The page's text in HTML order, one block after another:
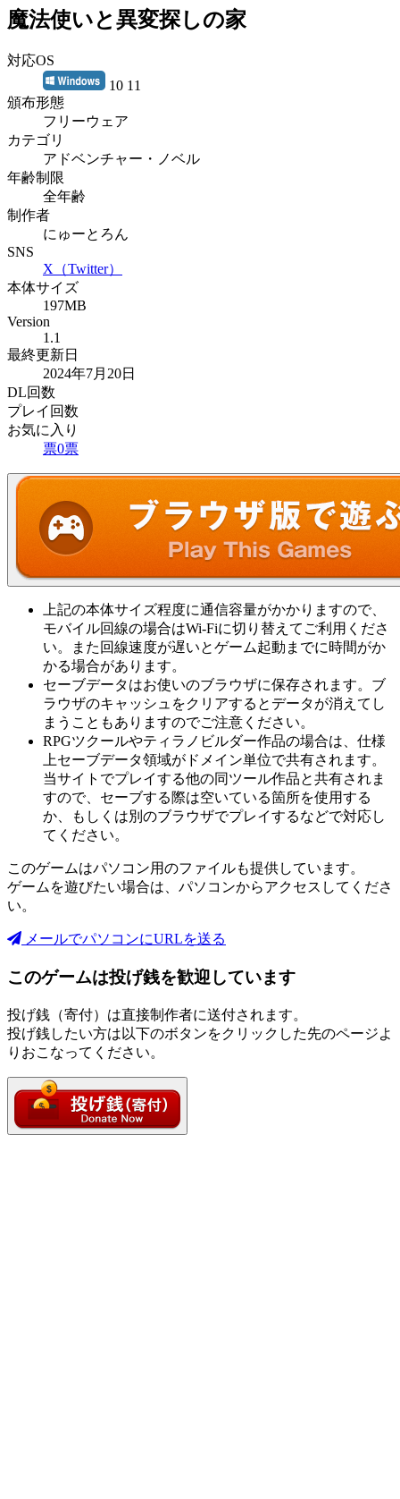
魔法使いと異変探しの家
対応OS
10 11
頒布形態
フリーウェア
カテゴリ
アドベンチャー・ノベル
年齢制限
全年齢
制作者
にゅーとろん
SNS
X（Twitter）
本体サイズ
197MB
Version
1.1
最終更新日
2024年7月20日
DL回数
プレイ回数
お気に入り
票0票
上記の本体サイズ程度に通信容量がかかりますので、
モバイル回線の場合はWi-Fiに切り替えてご利用くださ
い。また回線速度が遅いとゲーム起動までに時間がか
かる場合があります。
セーブデータはお使いのブラウザに保存されます。ブ
ラウザのキャッシュをクリアするとデータが消えてし
まうこともありますのでご注意ください。
RPGツクールやティラノビルダー作品の場合は、仕様
上セーブデータ領域がドメイン単位で共有されます。
当サイトでプレイする他の同ツール作品と共有されま
すので、セーブする際は空いている箇所を使用する
か、もしくは別のブラウザでプレイするなどで対応し
てください。
このゲームはパソコン用のファイルも提供しています。
ゲームを遊びたい場合は、パソコンからアクセスしてくださ
い。
メールでパソコンにURLを送る
このゲームは投げ銭を歓迎しています
投げ銭（寄付）は直接制作者に送付されます。
投げ銭したい方は以下のボタンをクリックした先のページよ
りおこなってください。